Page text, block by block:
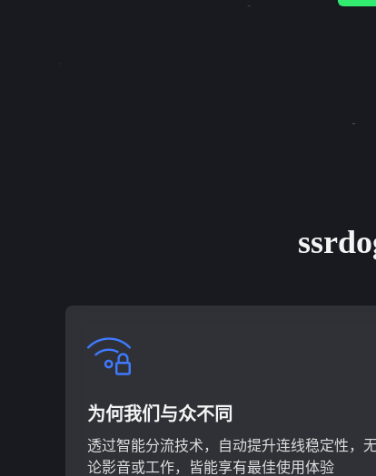
为何我们与众不同
透过智能分流技术，自动提升连线稳定性，
论影音或工作，皆能享有最佳使用体验